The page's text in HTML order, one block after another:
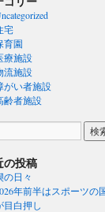
宅
育園
療施設
流施設
がい者施設
齢者施設
の投稿
の日々
年前半はスポーツの
目白押し